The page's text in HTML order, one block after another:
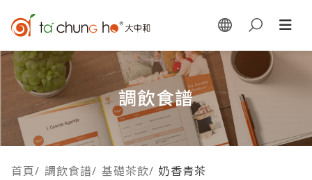
調飲食譜
首頁/ 調飲食譜/ 基礎茶飲/ 奶香青茶